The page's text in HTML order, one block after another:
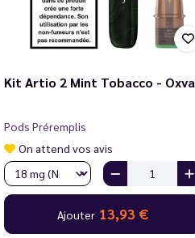
Kit Artio 2 Mint Tobacco - Oxva
Pods Préremplis
On attend vos avis
Ajouter 13,93 €